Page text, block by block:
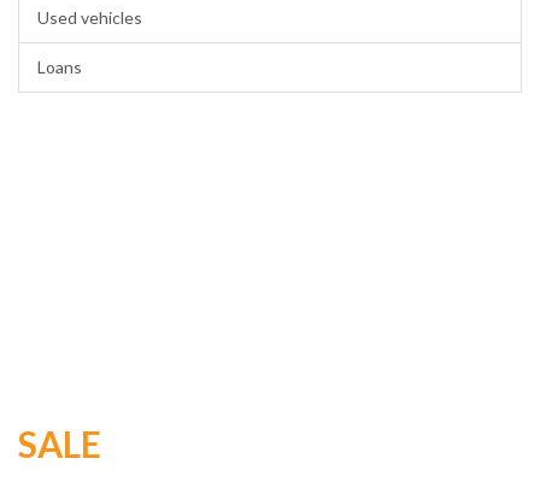
Used vehicles
Loans
SALE